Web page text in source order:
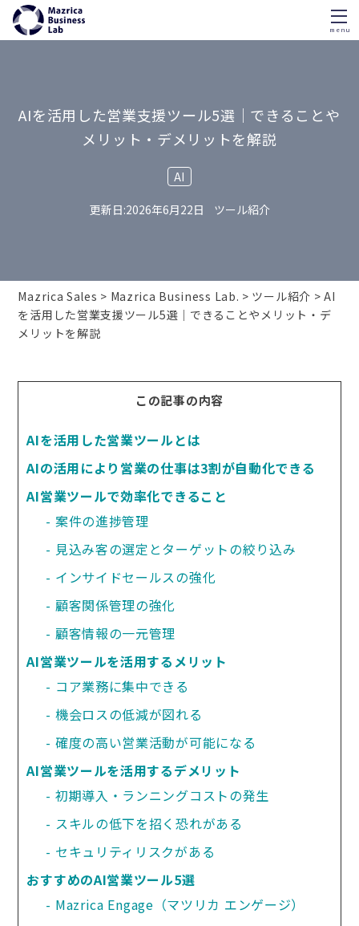
menu
AIを活用した営業支援ツール5選｜できることや
メリット・デメリットを解説
AI
2026年6月22日 ツール紹介
Mazrica Sales Mazrica Business Lab. ツール紹介
AI
を活用した営業支援ツール5選｜できることやメリット・デ
メリットを解説
この記事の内容
AIを活用した営業ツールとは
AIの活用により営業の仕事は3割が自動化できる
AI営業ツールで効率化できること
案件の進捗管理
見込み客の選定とターゲットの絞り込み
インサイドセールスの強化
顧客関係管理の強化
顧客情報の一元管理
AI営業ツールを活用するメリット
コア業務に集中できる
機会ロスの低減が図れる
確度の高い営業活動が可能になる
AI営業ツールを活用するデメリット
初期導入・ランニングコストの発生
スキルの低下を招く恐れがある
セキュリティリスクがある
おすすめのAI営業ツール5選
Mazrica Engage（マツリカ エンゲージ）